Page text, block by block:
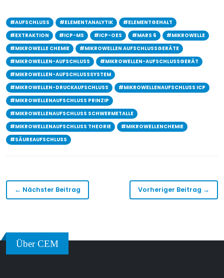
#AUFSCHLUSS #ELEMENTANALYTIK
#ELEMENTGEHALT
#EXTRAKTION
#ICP-MS #ICP-OES #MARS 6
#MIKROWELLE
#MIKROWELLE CHEMIE
#MIKROWELLEN AUFSCHLUSSGERÄTE
#MIKROWELLEN-AUFSCHLUSS
#MIKROWELLEN-AUFSCHLUSSGERÄT
#MIKROWELLEN-AUFSCHLUSSSYSTEM
#MIKROWELLEN-DRUCKAUFSCHLUSS
#MIKROWELLENAUFSCHLUSS ICP
#MIKROWELLENAUFSCHLUSS PRINZIP
#MIKROWELLENAUFSCHLUSS SCHWERMETALLE
#MIKROWELLENAUFSCHLUSS THEORIE
#MIKROWELLENCHEMIE
#SÄUREAUFSCHLUSS
← Nächster Beitrag Vorheriger Beitrag →
Über CEM